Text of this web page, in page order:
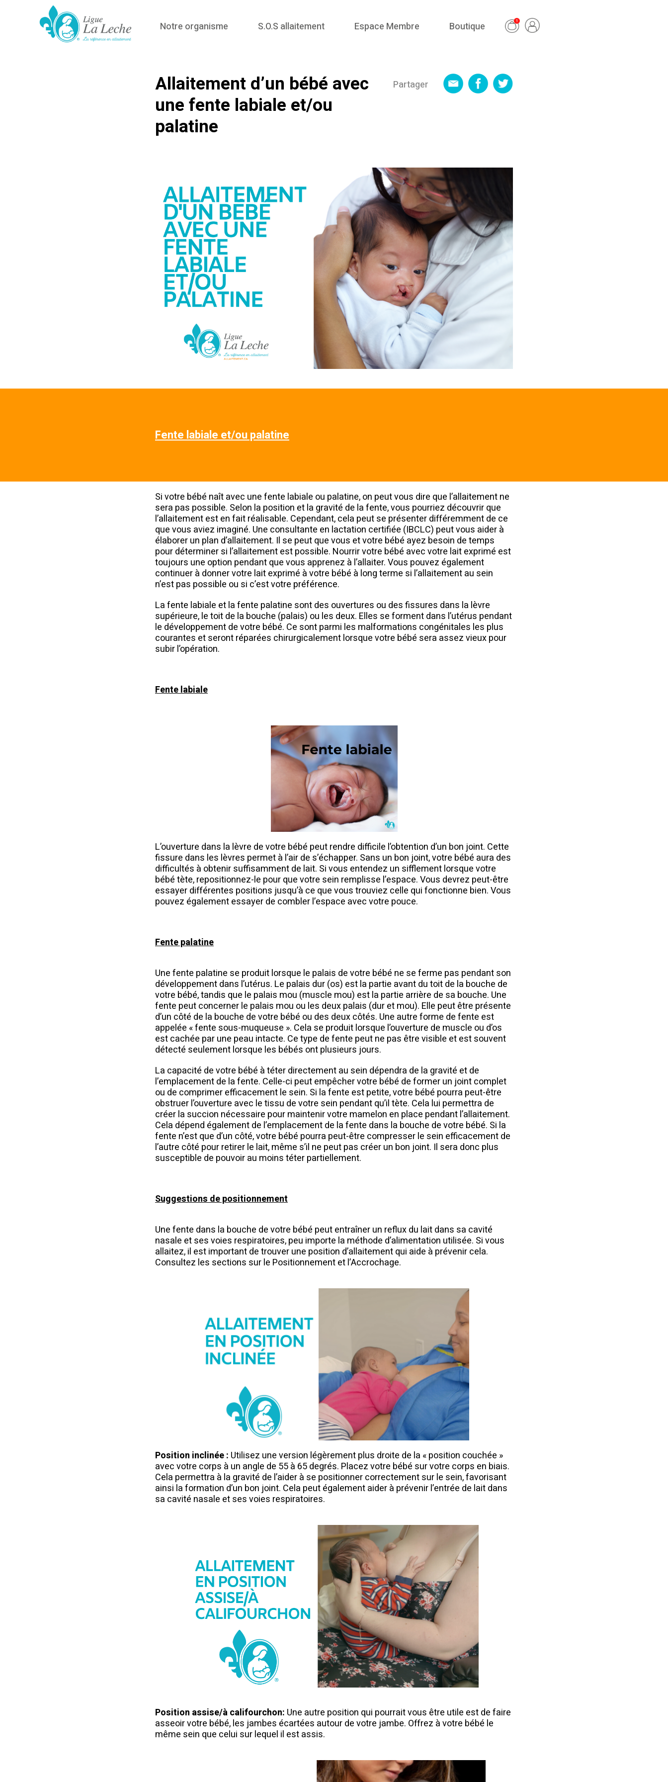
Notre organisme S.O.S allaitement Espace Membre Boutique
Allaitement d’un bébé avec
une fente labiale et/ou
palatine
Partager
Fente labiale et/ou palatine
Si votre bébé naît avec une fente labiale ou palatine, on peut vous dire que l’allaitement ne
sera pas possible. Selon la position et la gravité de la fente, vous pourriez découvrir que
l’allaitement est en fait réalisable. Cependant, cela peut se présenter différemment de ce
que vous aviez imaginé. Une consultante en lactation certifiée (IBCLC) peut vous aider à
élaborer un plan d’allaitement. Il se peut que vous et votre bébé ayez besoin de temps
pour déterminer si l’allaitement est possible. Nourrir votre bébé avec votre lait exprimé est
toujours une option pendant que vous apprenez à l’allaiter. Vous pouvez également
continuer à donner votre lait exprimé à votre bébé à long terme si l’allaitement au sein
n’est pas possible ou si c’est votre préférence.
La fente labiale et la fente palatine sont des ouvertures ou des fissures dans la lèvre
supérieure, le toit de la bouche (palais) ou les deux. Elles se forment dans l’utérus pendant
le développement de votre bébé. Ce sont parmi les malformations congénitales les plus
courantes et seront réparées chirurgicalement lorsque votre bébé sera assez vieux pour
subir l’opération.
Fente labiale
L’ouverture dans la lèvre de votre bébé peut rendre difficile l’obtention d’un bon joint. Cette
fissure dans les lèvres permet à l’air de s’échapper. Sans un bon joint, votre bébé aura des
difficultés à obtenir suffisamment de lait. Si vous entendez un sifflement lorsque votre
bébé tète, repositionnez-le pour que votre sein remplisse l’espace. Vous devrez peut-être
essayer différentes positions jusqu’à ce que vous trouviez celle qui fonctionne bien. Vous
pouvez également essayer de combler l’espace avec votre pouce.
Fente palatine
Une fente palatine se produit lorsque le palais de votre bébé ne se ferme pas pendant son
développement dans l’utérus. Le palais dur (os) est la partie avant du toit de la bouche de
votre bébé, tandis que le palais mou (muscle mou) est la partie arrière de sa bouche. Une
fente peut concerner le palais mou ou les deux palais (dur et mou). Elle peut être présente
d’un côté de la bouche de votre bébé ou des deux côtés. Une autre forme de fente est
appelée « fente sous-muqueuse ». Cela se produit lorsque l’ouverture de muscle ou d’os
est cachée par une peau intacte. Ce type de fente peut ne pas être visible et est souvent
détecté seulement lorsque les bébés ont plusieurs jours.
La capacité de votre bébé à téter directement au sein dépendra de la gravité et de
l’emplacement de la fente. Celle-ci peut empêcher votre bébé de former un joint complet
ou de comprimer efficacement le sein. Si la fente est petite, votre bébé pourra peut-être
obstruer l’ouverture avec le tissu de votre sein pendant qu’il tète. Cela lui permettra de
créer la succion nécessaire pour maintenir votre mamelon en place pendant l’allaitement.
Cela dépend également de l’emplacement de la fente dans la bouche de votre bébé. Si la
fente n’est que d’un côté, votre bébé pourra peut-être compresser le sein efficacement de
l’autre côté pour retirer le lait, même s’il ne peut pas créer un bon joint. Il sera donc plus
susceptible de pouvoir au moins téter partiellement.
Suggestions de positionnement
Une fente dans la bouche de votre bébé peut entraîner un reflux du lait dans sa cavité
nasale et ses voies respiratoires, peu importe la méthode d’alimentation utilisée. Si vous
allaitez, il est important de trouver une position d’allaitement qui aide à prévenir cela.
Consultez les sections sur le Positionnement et l’Accrochage.
Position inclinée : Utilisez une version légèrement plus droite de la « position couchée »
avec votre corps à un angle de 55 à 65 degrés. Placez votre bébé sur votre corps en biais.
Cela permettra à la gravité de l’aider à se positionner correctement sur le sein, favorisant
ainsi la formation d’un bon joint. Cela peut également aider à prévenir l’entrée de lait dans
sa cavité nasale et ses voies respiratoires.
Position assise/à califourchon: Une autre position qui pourrait vous être utile est de faire
asseoir votre bébé, les jambes écartées autour de votre jambe. Offrez à votre bébé le
même sein que celui sur lequel il est assis.